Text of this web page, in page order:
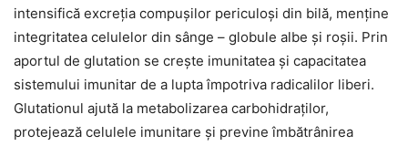
intensifică excreția compușilor periculoși din bilă, menține
integritatea celulelor din sânge – globule albe și roșii. Prin
aportul de glutation se crește imunitatea și capacitatea
sistemului imunitar de a lupta împotriva radicalilor liberi.
Glutationul ajută la metabolizarea carbohidraților,
protejează celulele imunitare și previne îmbătrânirea